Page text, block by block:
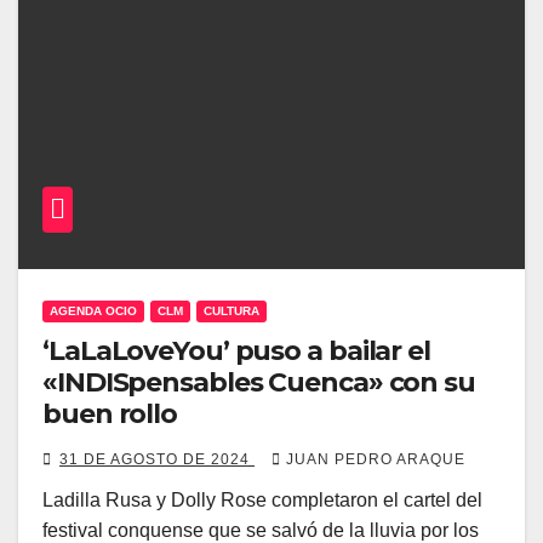
AGENDA OCIO CLM CULTURA
‘LaLaLoveYou’ puso a bailar el
«INDISpensables Cuenca» con su
buen rollo
31 DE AGOSTO DE 2024 JUAN PEDRO ARAQUE
Ladilla Rusa y Dolly Rose completaron el cartel del
festival conquense que se salvó de la lluvia por los